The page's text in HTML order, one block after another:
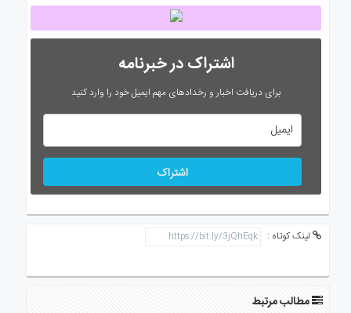
اشتراک در خبرنامه
برای دریافت اخبار و رخدادهای مهم ایمیل خود را وارد کنید
اشتراک
لینک کوتاه :
مطالب مرتبط